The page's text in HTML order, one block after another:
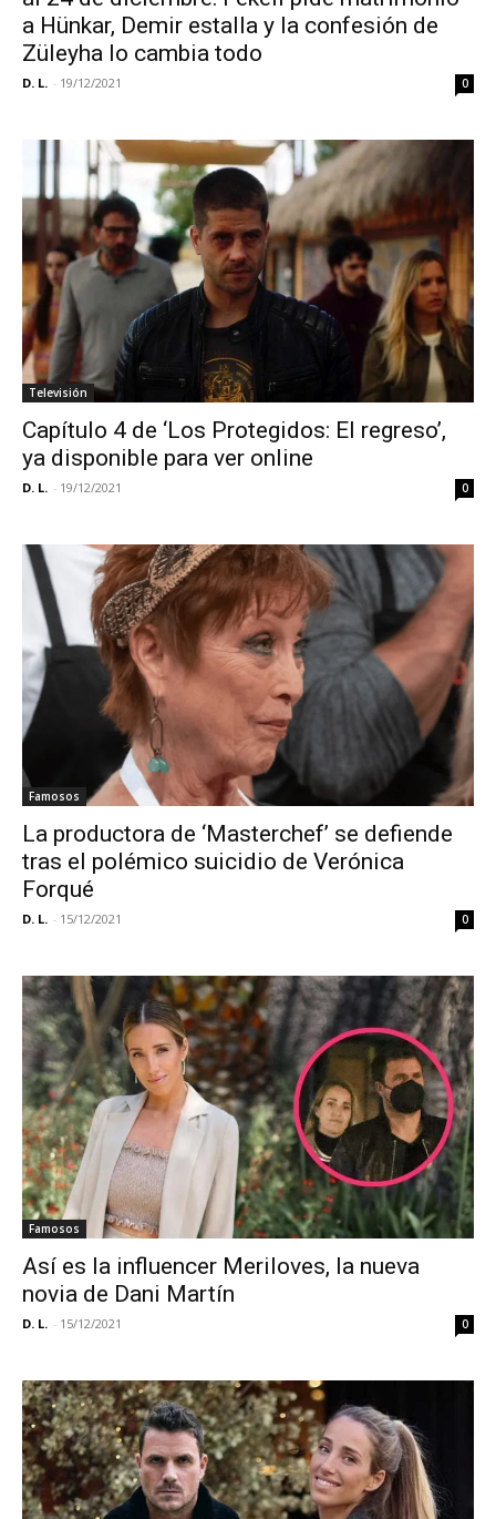
a Hünkar, Demir estalla y la confesión de
Züleyha lo cambia todo
D. L. - 19/12/2021 0
Televisión
Capítulo 4 de ‘Los Protegidos: El regreso’,
ya disponible para ver online
D. L. - 19/12/2021 0
Famosos
La productora de ‘Masterchef’ se defiende
tras el polémico suicidio de Verónica
Forqué
D. L. - 15/12/2021 0
Famosos
Así es la influencer Meriloves, la nueva
novia de Dani Martín
D. L. - 15/12/2021 0